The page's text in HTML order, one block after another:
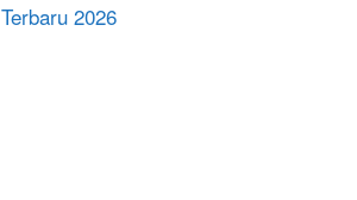
Terbaru 2026